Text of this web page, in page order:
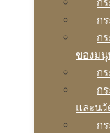
ก
ก
ก
ของมนุ
ก
ก
และนวั
ก